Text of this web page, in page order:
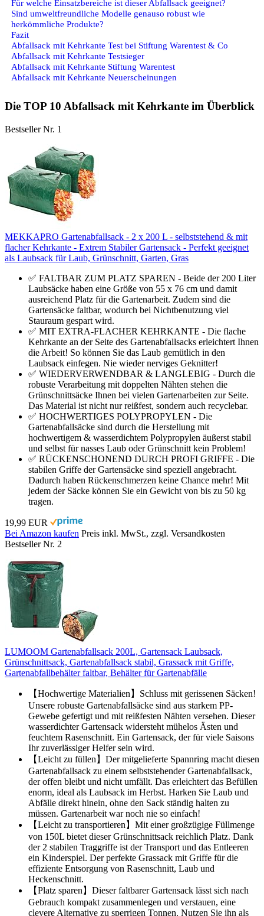
Für welche Einsatzbereiche ist dieser Abfallsack geeignet?
Sind umweltfreundliche Modelle genauso robust wie
herkömmliche Produkte?
Fazit
Abfallsack mit Kehrkante Test bei Stiftung Warentest & Co
Abfallsack mit Kehrkante Testsieger
Abfallsack mit Kehrkante Stiftung Warentest
Abfallsack mit Kehrkante Neuerscheinungen
Die TOP 10 Abfallsack mit Kehrkante im Überblick
Bestseller Nr. 1
MEKKAPRO Gartenabfallsack - 2 x 200 L - selbststehend & mit
flacher Kehrkante - Extrem Stabiler Gartensack - Perfekt geeignet
als Laubsack für Laub, Grünschnitt, Garten, Gras
✅ FALTBAR ZUM PLATZ SPAREN - Beide der 200 Liter
Laubsäcke haben eine Größe von 55 x 76 cm und damit
ausreichend Platz für die Gartenarbeit. Zudem sind die
Gartensäcke faltbar, wodurch bei Nichtbenutzung viel
Stauraum gespart wird.
✅ MIT EXTRA-FLACHER KEHRKANTE - Die flache
Kehrkante an der Seite des Gartenabfallsacks erleichtert Ihnen
die Arbeit! So können Sie das Laub gemütlich in den
Laubsack einfegen. Nie wieder nerviges Geknitter!
✅ WIEDERVERWENDBAR & LANGLEBIG - Durch die
robuste Verarbeitung mit doppelten Nähten stehen die
Grünschnittsäcke Ihnen bei vielen Gartenarbeiten zur Seite.
Das Material ist nicht nur reißfest, sondern auch recyclebar.
✅ HOCHWERTIGES POLYPROPYLEN - Die
Gartenabfallsäcke sind durch die Herstellung mit
hochwertigem & wasserdichtem Polypropylen äußerst stabil
und selbst für nasses Laub oder Grünschnitt kein Problem!
✅ RÜCKENSCHONEND DURCH PROFI GRIFFE - Die
stabilen Griffe der Gartensäcke sind speziell angebracht.
Dadurch haben Rückenschmerzen keine Chance mehr! Mit
jedem der Säcke können Sie ein Gewicht von bis zu 50 kg
tragen.
19,99 EUR
Bei Amazon kaufen Preis inkl. MwSt., zzgl. Versandkosten
Bestseller Nr. 2
LUMOOM Gartenabfallsack 200L, Gartensack Laubsack,
Grünschnittsack, Gartenabfallsack stabil, Grassack mit Griffe,
Gartenabfallbehälter faltbar, Behälter für Gartenabfälle
【Hochwertige Materialien】Schluss mit gerissenen Säcken!
Unsere robuste Gartenabfallsäcke sind aus starkem PP-
Gewebe gefertigt und mit reißfesten Nähten versehen. Dieser
wasserdichter Gartensack widersteht mühelos Ästen und
feuchtem Rasenschnitt. Ein Gartensack, der für viele Saisons
Ihr zuverlässiger Helfer sein wird.
【Leicht zu füllen】Der mitgelieferte Spannring macht diesen
Gartenabfallsack zu einem selbststehender Gartenabfallsack,
der offen bleibt und nicht umfällt. Das erleichtert das Befüllen
enorm, ideal als Laubsack im Herbst. Harken Sie Laub und
Abfälle direkt hinein, ohne den Sack ständig halten zu
müssen. Gartenarbeit war noch nie so einfach!
【Leicht zu transportieren】Mit einer großzügige Füllmenge
von 150L bietet dieser Grünschnittsack reichlich Platz. Dank
der 2 stabilen Traggriffe ist der Transport und das Entleeren
ein Kinderspiel. Der perfekte Grassack mit Griffe für die
effiziente Entsorgung von Rasenschnitt, Laub und
Heckenschnitt.
【Platz sparen】Dieser faltbarer Gartensack lässt sich nach
Gebrauch kompakt zusammenlegen und verstauen, eine
clevere Alternative zu sperrigen Tonnen. Nutzen Sie ihn als